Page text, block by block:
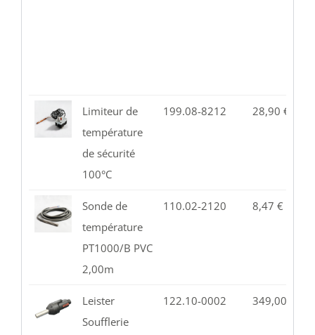
Limiteur de
température
de sécurité
100°C
199.08-8212 28,90 €
Sonde de
température
PT1000/B PVC
2,00m
110.02-2120 8,47 €
Leister
Soufflerie
122.10-0002 349,00